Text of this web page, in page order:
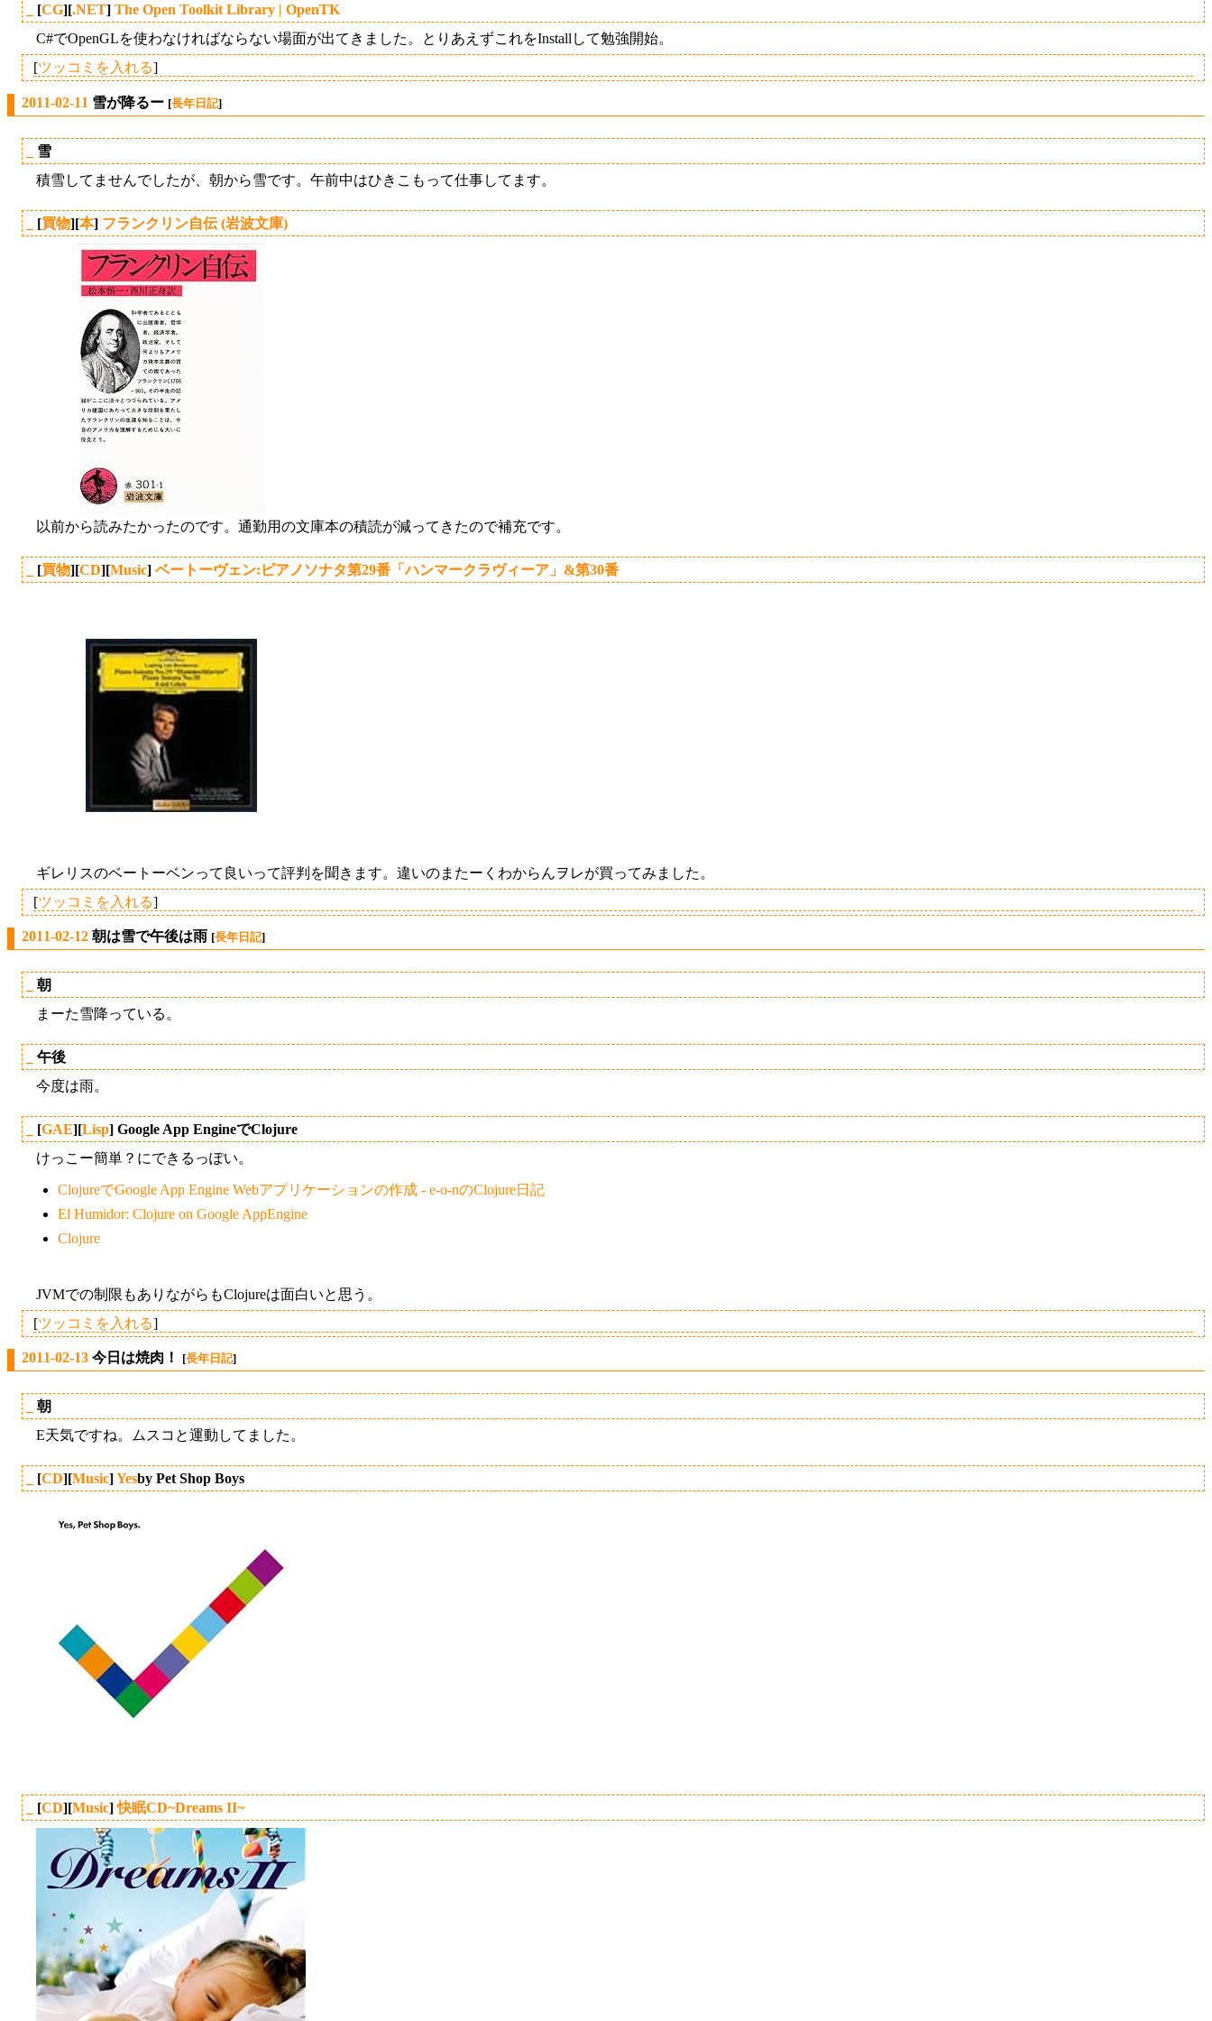
[CG][.NET] The Open Toolkit Library | OpenTK
C#でOpenGLを使わなければならない場面が出てきました。とりあえずこれをInstallして勉強開始。
[ツッコミを入れる]
2011-02-11 雪が降るー [長年日記]
雪
積雪してませんでしたが、朝から雪です。午前中はひきこもって仕事してます。
[買物][本] フランクリン自伝 (岩波文庫)
以前から読みたかったのです。通勤用の文庫本の積読が減ってきたので補充です。
[買物][CD][Music] ベートーヴェン:ピアノソナタ第29番「ハンマークラヴィーア」&第30番
ギレリスのベートーベンって良いって評判を聞きます。違いのまたーくわからんヲレが買ってみました。
[ツッコミを入れる]
2011-02-12 朝は雪で午後は雨 [長年日記]
朝
まーた雪降っている。
午後
今度は雨。
[GAE][Lisp] Google App EngineでClojure
けっこー簡単？にできるっぽい。
ClojureでGoogle App Engine Webアプリケーションの作成 - e-o-nのClojure日記
El Humidor: Clojure on Google AppEngine
Clojure
JVMでの制限もありながらもClojureは面白いと思う。
[ツッコミを入れる]
2011-02-13 今日は焼肉！ [長年日記]
朝
E天気ですね。ムスコと運動してました。
[CD][Music]Yesby Pet Shop Boys
[CD][Music]快眠CD~Dreams II~